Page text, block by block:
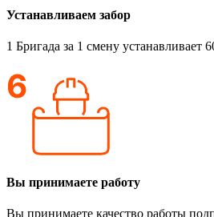
Устанавливаем забор
1 Бригада за 1 смену устанавливает
Вы принимаете работу
Вы принимаете качество работы